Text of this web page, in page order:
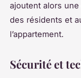
ajoutent alors
des résidents et
l’appartement.
Sécurité et